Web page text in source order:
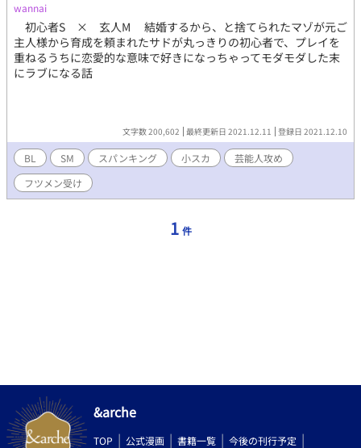
wannai
初心者S × 玄人M 結婚するから、と捨てられたマゾが元ご
主人様から育成を頼まれたサドが丸っきりの初心者で、プレイを
重ねるうちに恋愛的な意味で好きになっちゃってモダモダした末
にラブになる話
文字数 200,602 最終更新日 2021.12.11 登録日 2021.12.10
BL SM スパンキング 小スカ
芸能人攻め
フツメン受け
1 件
&arche
TOP 公式漫画 書籍一覧 今後の刊行予定